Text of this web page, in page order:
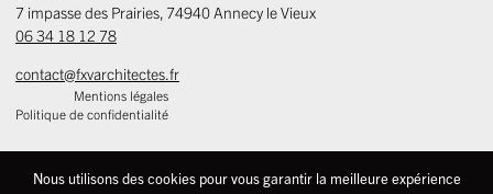
7 impasse des Prairies, 74940 Annecy le Vieux
06 34 18 12 78
contact@fxvarchitectes.fr
Mentions légales
Politique de confidentialité
Nous utilisons des cookies pour vous garantir la meilleure expérience